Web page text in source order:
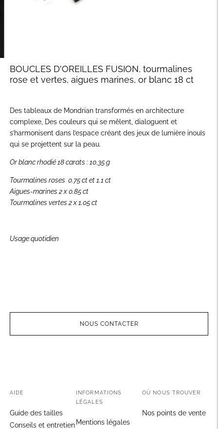
BOUCLES D'OREILLES FUSION, tourmalines
rose et vertes, aigues marines, or blanc 18 ct
Des tableaux de Mondrian transformés en architecture
complexe, Des couleurs qui se mêlent, dialoguent et
s’harmonisent dans l’espace créant des jeux de lumière inouïs
qui se projettent sur la peau.
Or blanc rhodié 18 carats : 10.35 g
Tourmalines roses 0.75 ct et 1.1 ct
Aigues-marines 2 x 0.85 ct
Tourmalines vertes 2 x 1.05 ct
Usage quotidien
NOUS CONTACTER
panier
AIDE
Guide des tailles
Conseils et entretien
INFORMATIONS
LÉGALES
Mentions légales
OÙ NOUS TROUVER
Nos points de vente